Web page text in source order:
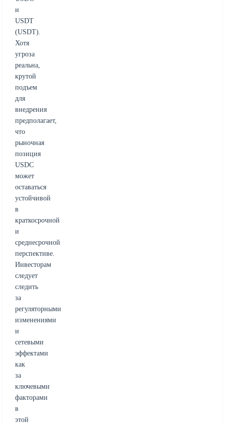
и
USDT
(USDT).
Хотя
угроза
реальна,
крутой
подъем
для
внедрения
предполагает,
что
рыночная
позиция
USDC
может
оставаться
устойчивой
в
краткосрочной
и
среднесрочной
перспективе.
Инвесторам
следует
следить
за
регуляторными
изменениями
и
сетевыми
эффектами
как
за
ключевыми
факторами
в
этой